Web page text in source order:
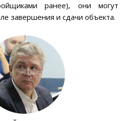
ранее), они могут
завершения и сдачи объекта.